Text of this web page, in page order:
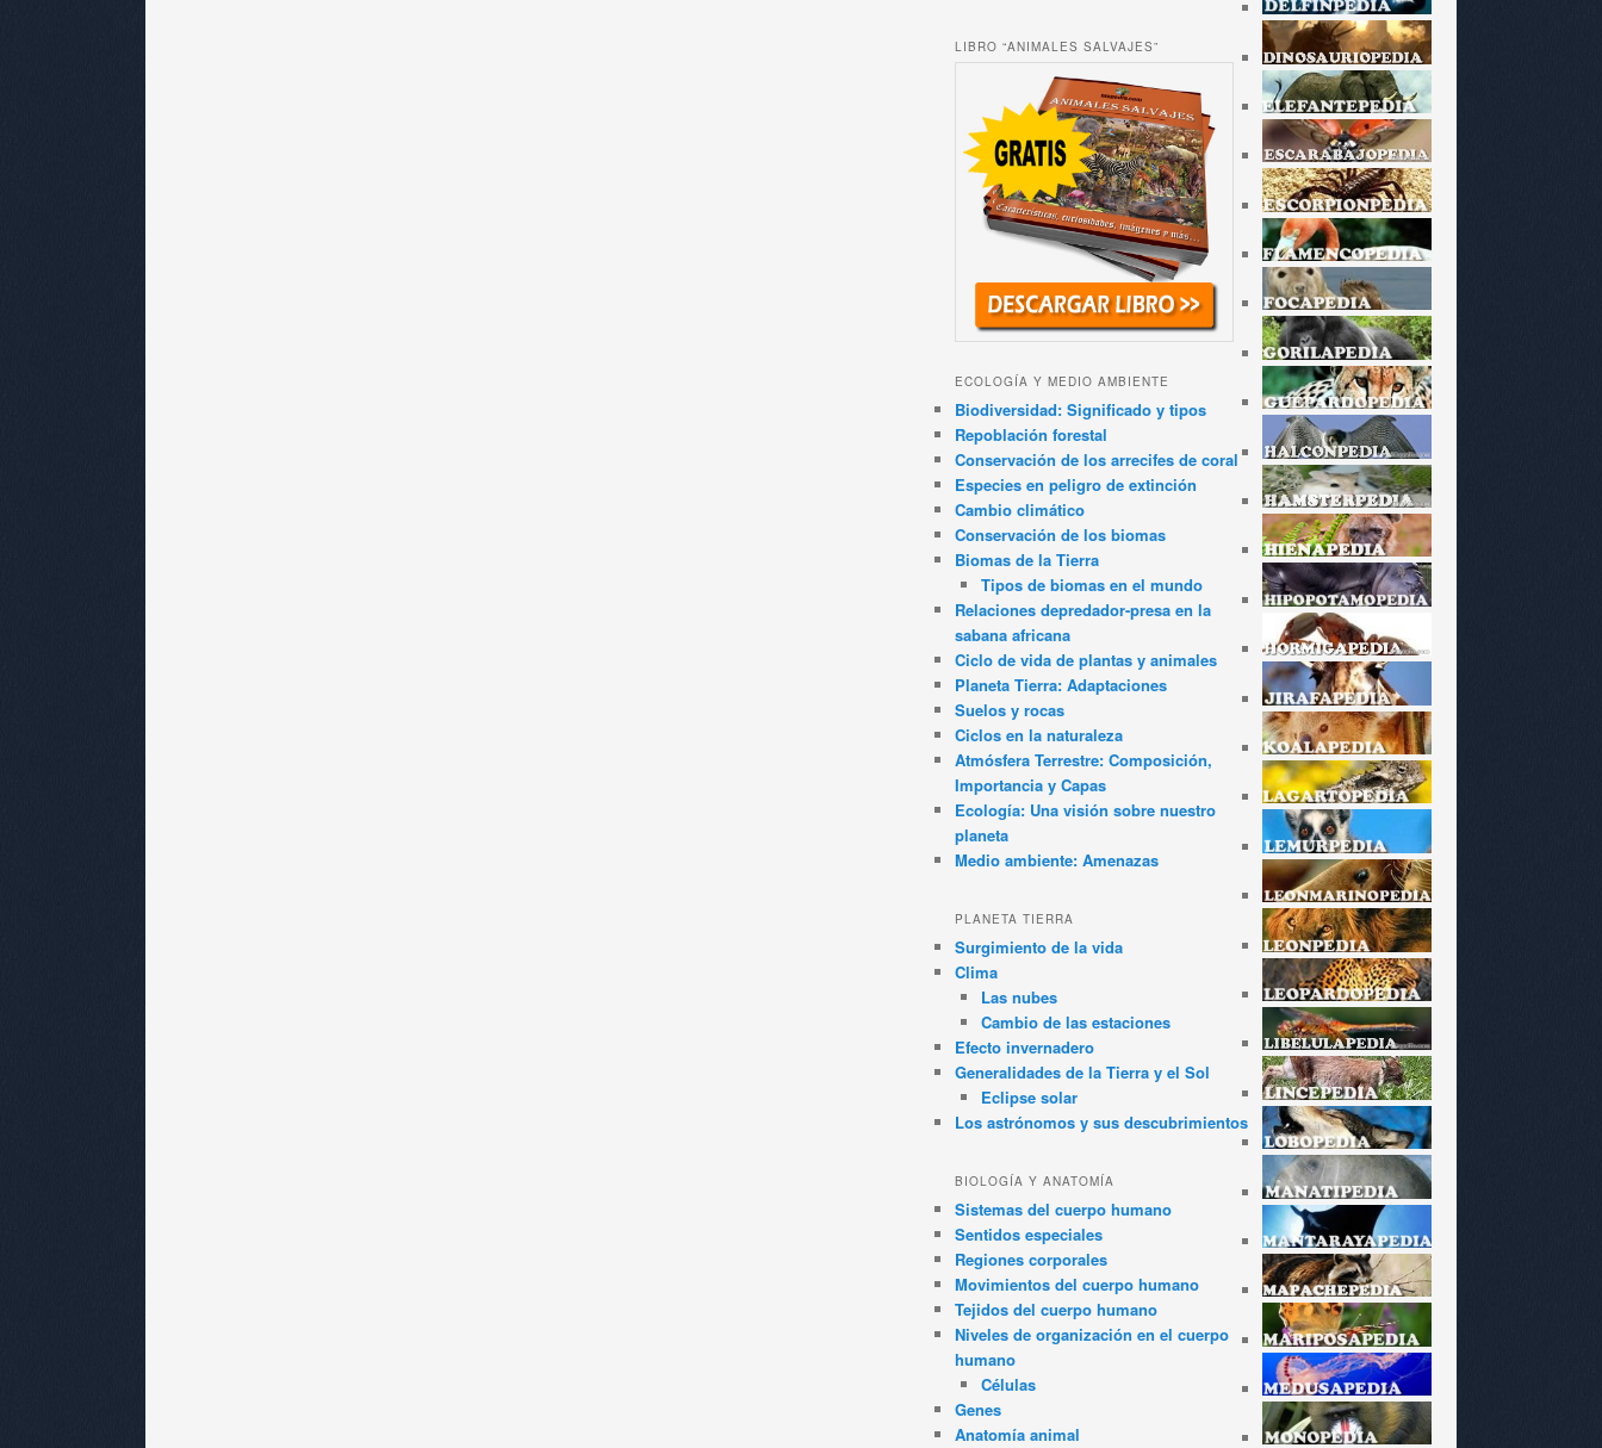
LIBRO “ANIMALES SALVAJES”
ECOLOGÍA Y MEDIO AMBIENTE
Biodiversidad: Significado y tipos
Repoblación forestal
Conservación de los arrecifes de coral
Especies en peligro de extinción
Cambio climático
Conservación de los biomas
Biomas de la Tierra
Tipos de biomas en el mundo
Relaciones depredador-presa en la
sabana africana
Ciclo de vida de plantas y animales
Planeta Tierra: Adaptaciones
Suelos y rocas
Ciclos en la naturaleza
Atmósfera Terrestre: Composición,
Importancia y Capas
Ecología: Una visión sobre nuestro
planeta
Medio ambiente: Amenazas
PLANETA TIERRA
Surgimiento de la vida
Clima
Las nubes
Cambio de las estaciones
Efecto invernadero
Generalidades de la Tierra y el Sol
Eclipse solar
Los astrónomos y sus descubrimientos
BIOLOGÍA Y ANATOMÍA
Sistemas del cuerpo humano
Sentidos especiales
Regiones corporales
Movimientos del cuerpo humano
Tejidos del cuerpo humano
Niveles de organización en el cuerpo
humano
Células
Genes
Anatomía animal